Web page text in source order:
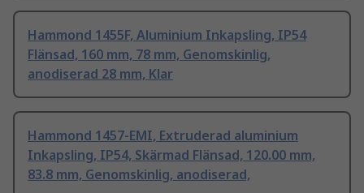
Hammond 1455F, Aluminium Inkapsling, IP54
Flänsad, 160 mm, 78 mm, Genomskinlig,
anodiserad 28 mm, Klar
Hammond 1457-EMI, Extruderad aluminium
Inkapsling, IP54, Skärmad Flänsad, 120.00 mm,
83.8 mm, Genomskinlig, anodiserad,